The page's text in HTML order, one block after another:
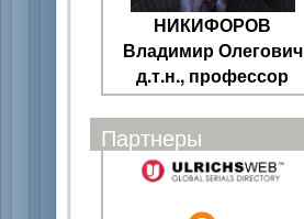
НИКИФОРОВ
Владимир Олегович
д.т.н., профессор
Партнеры